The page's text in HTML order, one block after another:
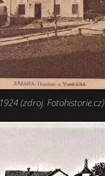
1924 (zdroj. Fotohistorie.cz)